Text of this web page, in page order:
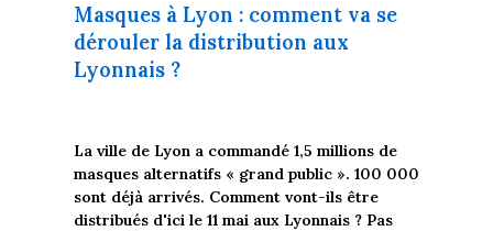
Masques à Lyon : comment va se
dérouler la distribution aux
Lyonnais ?
La ville de Lyon a commandé 1,5 millions de
masques alternatifs « grand public ». 100 000
sont déjà arrivés. Comment vont-ils être
distribués d'ici le 11 mai aux Lyonnais ? Pas